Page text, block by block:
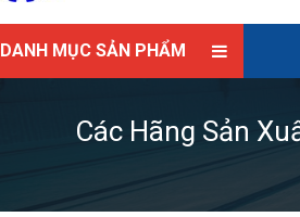
DANH MỤC SẢN PHẨM
Các Hãng Sản